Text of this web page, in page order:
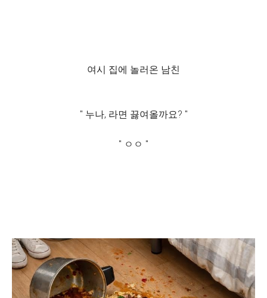
여시 집에 놀러온 남친
" 누나, 라면 끓여올까요? "
" ㅇㅇ "